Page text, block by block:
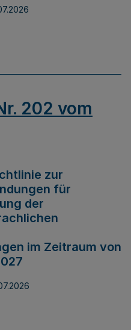
202 vom
zur
für
der
im Zeitraum von